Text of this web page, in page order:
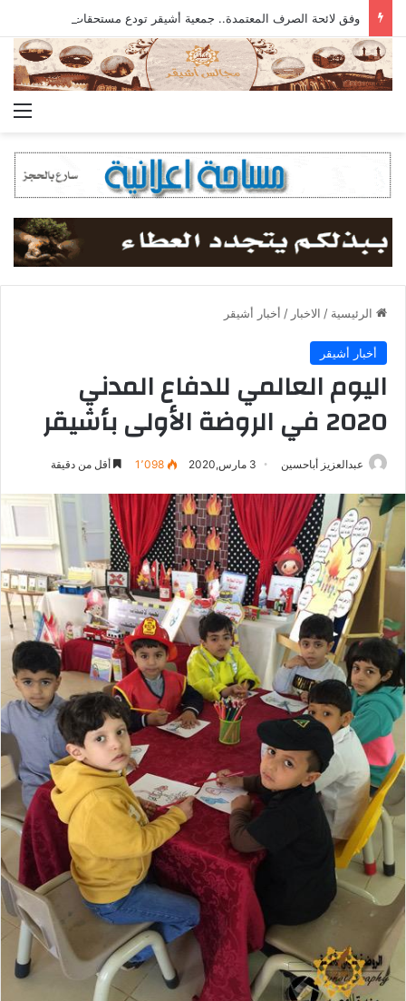
الرئيسية / الاخبار / أخبار أشيقر
أخبار أشيقر
اليوم العالمي للدفاع المدني
2020 في الروضة الأولى بأشيقر
عبدالعزيز أباحسين 3 مارس,2020 1٬098 أقل من دقيقة